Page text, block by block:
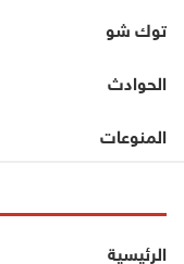
توك شو
الحوادث
المنوعات
الرئيسية